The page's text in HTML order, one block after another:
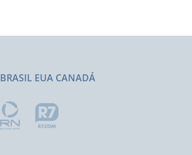
BRASIL EUA CANADÁ